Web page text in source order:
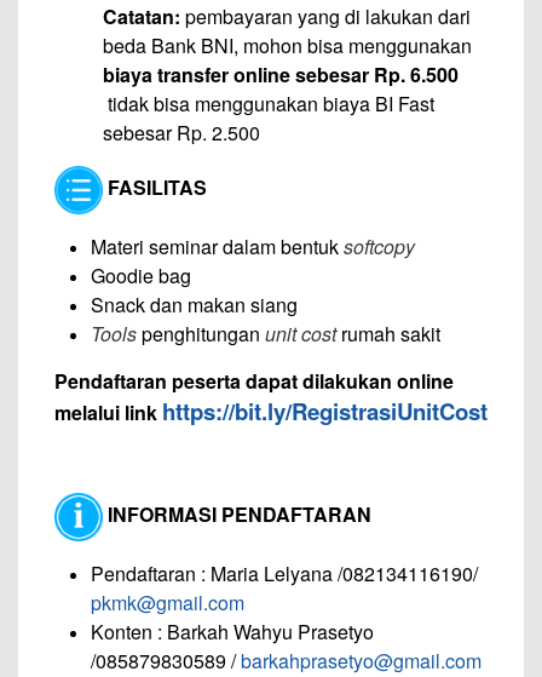
Catatan: pembayaran yang di lakukan dari
beda Bank BNI, mohon bisa menggunakan
biaya transfer online sebesar Rp. 6.500
tidak bisa menggunakan biaya BI Fast
sebesar Rp. 2.500
FASILITAS
Materi seminar dalam bentuksoftcopy
Goodie bag
Snack dan makan siang
Toolspenghitungan unit costrumah sakit
Pendaftaran peserta dapat dilakukan online
melalui link https://bit.ly/RegistrasiUnitCost
INFORMASI PENDAFTARAN
Pendaftaran : Maria Lelyana /082134116190/
pkmk@gmail.com
Konten : Barkah Wahyu Prasetyo
/085879830589 /barkahprasetyo@gmail.com